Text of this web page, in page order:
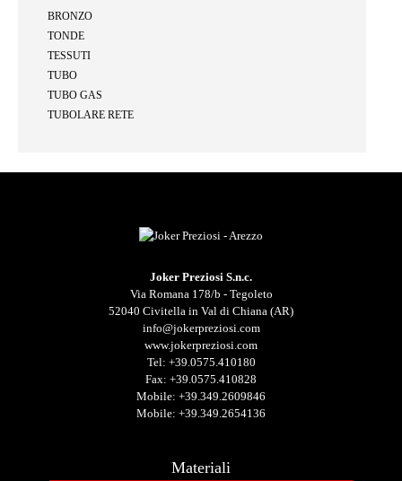
BRONZO
TONDE
TESSUTI
TUBO
TUBO GAS
TUBOLARE RETE
Joker Preziosi S.n.c.
Via Romana 178/b - Tegoleto
52040 Civitella in Val di Chiana (AR)
info@jokerpreziosi.com
www.jokerpreziosi.com
Tel: +39.0575.410180
Fax: +39.0575.410828
Mobile: +39.349.2609846
Mobile: +39.349.2654136
Materiali